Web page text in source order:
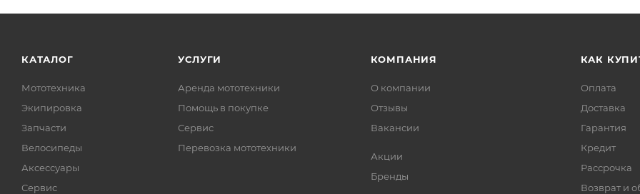
КАТАЛОГ
Мототехника
Экипировка
Запчасти
Велосипеды
Аксессуары
Сервис
УСЛУГИ
Аренда мототехники
Помощь в покупке
Сервис
Перевозка мототехники
КОМПАНИЯ
О компании
Отзывы
Вакансии
Акции
Бренды
КАК
Оплата
Доставка
Гарантия
Кредит
Рассрочка
Возврат и